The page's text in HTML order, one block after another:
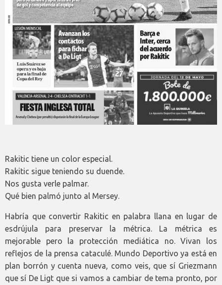
Rakitic tiene un color especial.
Rakitic sigue teniendo su duende.
Nos gusta verle palmar.
Qué bien palmó junto al Mersey.
Habría que convertir Rakitic en palabra llana en lugar de
esdrújula para preservar la métrica. La métrica es
mejorable pero la protección mediática no. Vivan los
reflejos de la prensa cataculé. Mundo Deportivo ya está en
plan borrón y cuenta nueva, como veis, que sí Griezmann
que sí De Ligt que si vamos a cambiar de tema pronto, por